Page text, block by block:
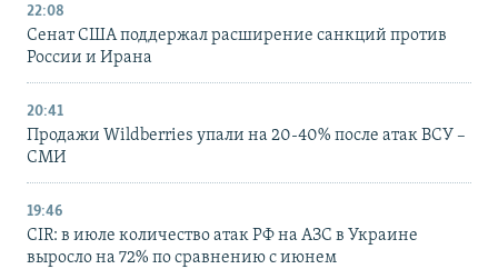
22:08
Сенат США поддержал расширение санкций против
России и Ирана
20:41
Продажи Wildberries упали на 20-40% после атак ВСУ –
СМИ
19:46
CIR: в июле количество атак РФ на АЗС в Украине
выросло на 72% по сравнению с июнем